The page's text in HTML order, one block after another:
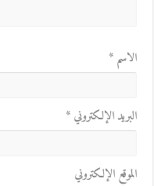
الاسم*
البريد الإلكتروني*
الموقع الإلكتروني